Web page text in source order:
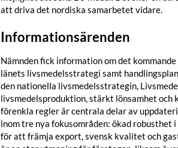
att driva det nordiska samarbetet vidare.
Informationsärenden
Nämnden fick information om det
länets livsmedelsstrategi samt
den nationella livsmedelsstrategin,
livsmedelsproduktion, stärkt lönsamhet och
förenkla regler är centrala delar av
inom tre nya fokusområden: ökad robusthet
för att främja export, svensk kvalitet och